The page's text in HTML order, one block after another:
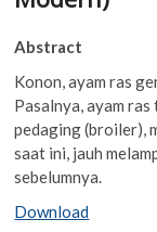
Abstract
Konon, ayam ras
Pasalnya, ayam
pedaging (broiler),
saat ini, jauh
sebelumnya.
Download